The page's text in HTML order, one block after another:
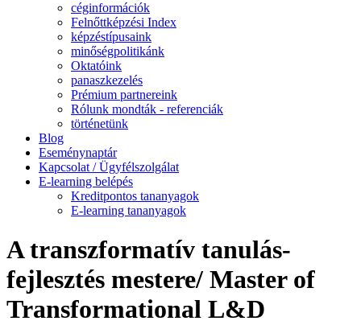
céginformációk
Felnőttképzési Index
képzéstípusaink
minőségpolitikánk
Oktatóink
panaszkezelés
Prémium partnereink
Rólunk mondták - referenciák
történetünk
Blog
Eseménynaptár
Kapcsolat / Ügyfélszolgálat
E-learning belépés
Kreditpontos tananyagok
E-learning tananyagok
A transzformatív tanulás-
fejlesztés mestere/ Master of
Transformational L&D